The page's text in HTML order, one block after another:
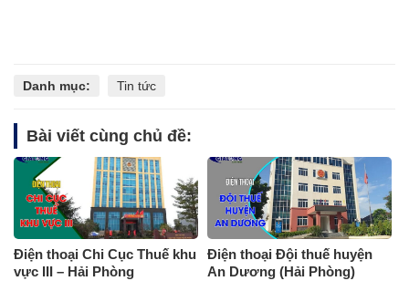
Danh mục: Tin tức
Bài viết cùng chủ đề:
Điện thoại Chi Cục Thuế khu
vực III – Hải Phòng
Điện thoại Đội thuế huyện
An Dương (Hải Phòng)